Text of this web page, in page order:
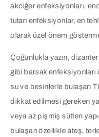
akciğer enfeksiyonları,
tutan enfeksiyonlar, en
olarak özel önem
Çoğunlukla yazın,
gibi barsak enfeksiyonları
su ve besinlerle bulaşan
dikkat edilmesi gereken
veya az pişmiş sütten
bulaşan özellikle ateş,